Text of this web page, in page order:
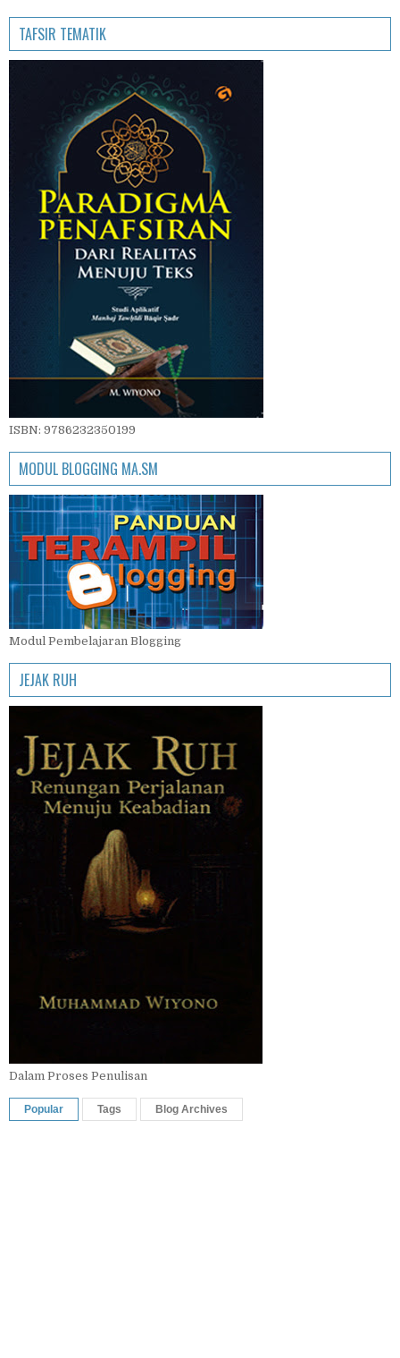
TAFSIR TEMATIK
ISBN: 9786232350199
MODUL BLOGGING MA.SM
Modul Pembelajaran Blogging
JEJAK RUH
Dalam Proses Penulisan
Popular Tags Blog Archives